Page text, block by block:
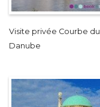
Visite privée Courbe du
Danube